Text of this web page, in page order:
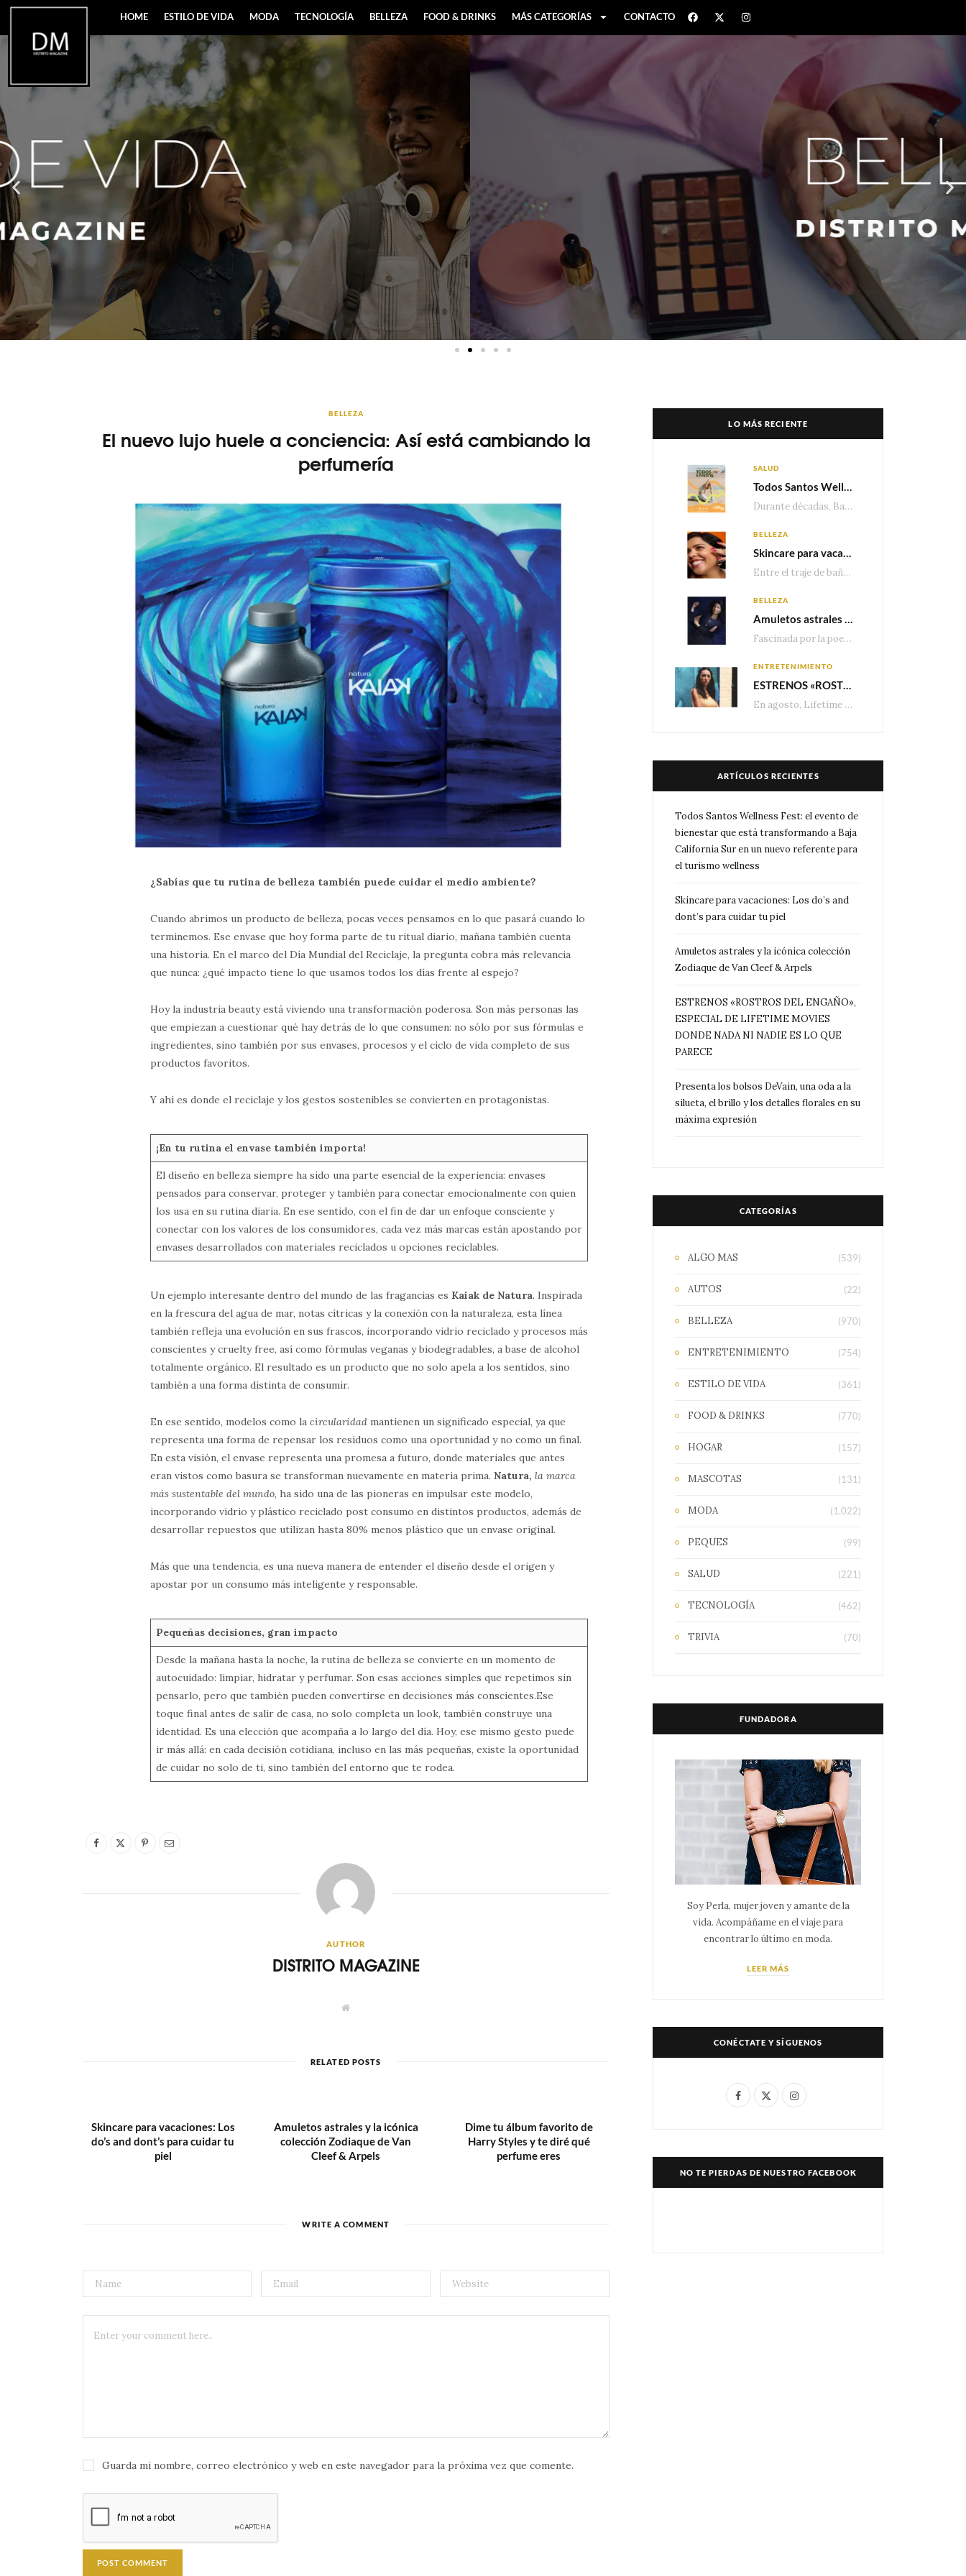
HOME ESTILO DE VIDA MODA TECNOLOGÍA BELLEZA FOOD & DRINKS MÁS CATEGORÍAS CONTACTO
BELLEZA
El nuevo lujo huele a conciencia: Así está cambiando la
perfumería
¿Sabías que tu rutina de belleza también puede cuidar el medio ambiente?
Cuando abrimos un producto de belleza, pocas veces pensamos en lo que pasará cuando lo
terminemos. Ese envase que hoy forma parte de tu ritual diario, mañana también cuenta
una historia. En el marco del Día Mundial del Reciclaje, la pregunta cobra más relevancia
que nunca: ¿qué impacto tiene lo que usamos todos los días frente al espejo?
Hoy la industria beauty está viviendo una transformación poderosa. Son más personas las
que empiezan a cuestionar qué hay detrás de lo que consumen: no sólo por sus fórmulas e
ingredientes, sino también por sus envases, procesos y el ciclo de vida completo de sus
productos favoritos.
Y ahí es donde el reciclaje y los gestos sostenibles se convierten en protagonistas.
¡En tu rutina el envase también importa!
El diseño en belleza siempre ha sido una parte esencial de la experiencia: envases
pensados para conservar, proteger y también para conectar emocionalmente con quien
los usa en su rutina diaria. En ese sentido, con el fin de dar un enfoque consciente y
conectar con los valores de los consumidores, cada vez más marcas están apostando por
envases desarrollados con materiales reciclados u opciones reciclables.
Un ejemplo interesante dentro del mundo de las fragancias es Kaiak de Natura. Inspirada
en la frescura del agua de mar, notas cítricas y la conexión con la naturaleza, esta línea
también refleja una evolución en sus frascos, incorporando vidrio reciclado y procesos más
conscientes y cruelty free, así como fórmulas veganas y biodegradables, a base de alcohol
totalmente orgánico. El resultado es un producto que no solo apela a los sentidos, sino
también a una forma distinta de consumir.
En ese sentido, modelos como lacircularidad mantienen un significado especial, ya que
representa una forma de repensar los residuos como una oportunidad y no como un final.
En esta visión, el envase representa una promesa a futuro, donde materiales que antes
eran vistos como basura se transforman nuevamente en materia prima.Natura, la marca
más sustentable del mundo, ha sido una de las pioneras en impulsar este modelo,
incorporando vidrio y plástico reciclado post consumo en distintos productos, además de
desarrollar repuestos que utilizan hasta 80% menos plástico que un envase original.
Más que una tendencia, es una nueva manera de entender el diseño desde el origen y
apostar por un consumo más inteligente y responsable.
Pequeñas decisiones, gran impacto
Desde la mañana hasta la noche, la rutina de belleza se convierte en un momento de
autocuidado: limpiar, hidratar y perfumar. Son esas acciones simples que repetimos sin
pensarlo, pero que también pueden convertirse en decisiones más conscientes.Ese
toque final antes de salir de casa, no solo completa un look, también construye una
identidad. Es una elección que acompaña a lo largo del día. Hoy, ese mismo gesto puede
ir más allá: en cada decisión cotidiana, incluso en las más pequeñas, existe la oportunidad
de cuidar no solo de ti, sino también del entorno que te rodea.
AUTHOR
DISTRITO MAGAZINE
W
e
RELATED POSTS
Skincare para vacaciones: Los
do’s and dont’s para cuidar tu
piel
Amuletos astrales y la icónica
colección Zodiaque de Van
Cleef & Arpels
Dime tu álbum favorito de
Harry Styles y te diré qué
perfume eres
WRITE A COMMENT
Guarda mi nombre, correo electrónico y web en este navegador para la próxima vez que comente.
LO MÁS RECIENTE
SALUD
Todos Santos Wellness Fest: el evento de bienestar que está transformando a Baja California Sur en un nuevo referente para el turismo wellness
Durante décadas, Baja California Sur ha sido reconocido por sus playas, hoteles de lujo y…
BELLEZA
Skincare para vacaciones: Los do’s and dont’s para cuidar tu piel
Entre el traje de baño, las sandalias, los lentes de sol y los looks que…
BELLEZA
Amuletos astrales y la icónica colección Zodiaque de Van Cleef & Arpels
Fascinada por la poesía de las estrellas, la Maison Van Cleef & Arpels celebra la llegada de las…
ENTRETENIMIENTO
ESTRENOS «ROSTROS DEL ENGAÑO», ESPECIAL DE LIFETIME MOVIES DONDE NADA NI NADIE ES LO QUE PARECE
En agosto, Lifetime presenta estrenos exclusivos con historias donde las apariencias esconden los secretos más…
ARTÍCULOS RECIENTES
Todos Santos Wellness Fest: el evento de
bienestar que está transformando a Baja
California Sur en un nuevo referente para
el turismo wellness
Skincare para vacaciones: Los do’s and
dont’s para cuidar tu piel
Amuletos astrales y la icónica colección
Zodiaque de Van Cleef & Arpels
ESTRENOS «ROSTROS DEL ENGAÑO»,
ESPECIAL DE LIFETIME MOVIES
DONDE NADA NI NADIE ES LO QUE
PARECE
Presenta los bolsos DeVain, una oda a la
silueta, el brillo y los detalles florales en su
máxima expresión
CATEGORÍAS
ALGO MAS (539)
AUTOS (22)
BELLEZA (970)
ENTRETENIMIENTO (754)
ESTILO DE VIDA (361)
FOOD & DRINKS (770)
HOGAR (157)
MASCOTAS (131)
MODA (1.022)
PEQUES (99)
SALUD (221)
TECNOLOGÍA (462)
TRIVIA (70)
FUNDADORA
Soy Perla, mujer joven y amante de la
vida. Acompáñame en el viaje para
encontrar lo último en moda.
LEER MÁS
CONÉCTATE Y SÍGUENOS
F
e
X
w
I
t
NO TE PIERDAS DE NUESTRO FACEBOOK